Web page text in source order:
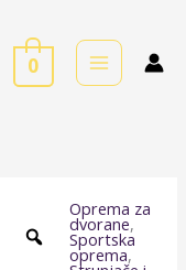
0
Oprema za
dvorane,
Sportska
oprema,